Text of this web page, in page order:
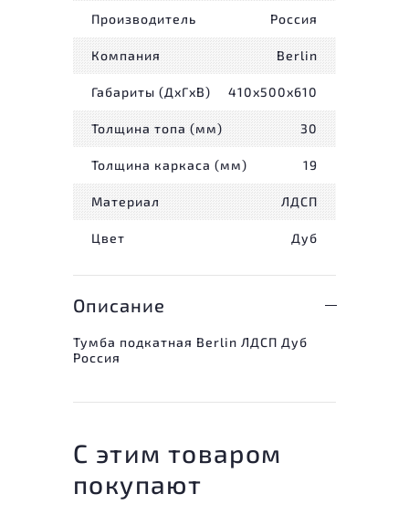
Производитель Россия
Компания Berlin
Габариты (ДxГxВ) 410x500x610
Толщина топа (мм) 30
Толщина каркаса (мм) 19
Материал ЛДСП
Цвет Дуб
Описание
Тумба подкатная Berlin ЛДСП Дуб
Россия
С этим товаром
покупают